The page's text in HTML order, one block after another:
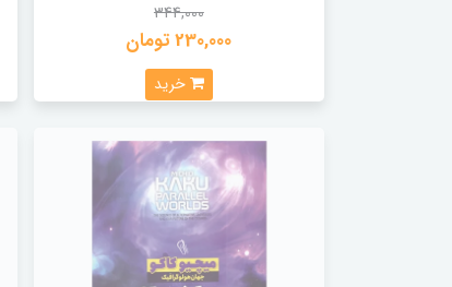
344,000
230,000 تومان
خرید